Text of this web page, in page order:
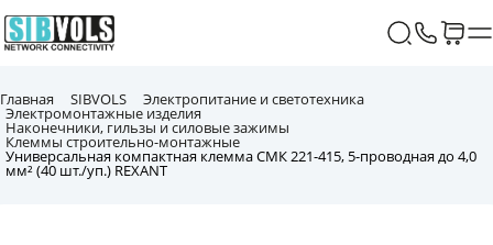
Главная SIBVOLS Электропитание и светотехника
Электромонтажные изделия
Наконечники, гильзы и силовые зажимы
Клеммы строительно-монтажные
Универсальная компактная клемма СМК 221-415, 5-проводная до 4,0
мм² (40 шт./уп.) REXANT